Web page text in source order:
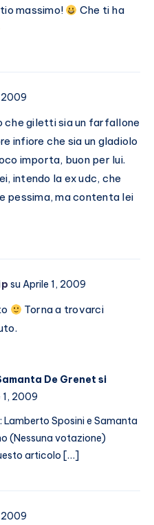
massimo!
Che ti ha
2009
che giletti sia un farfallone
infiore che sia un gladiolo
importa, buon per lui.
intendo la ex udc, che
pessima, ma contenta lei
su Aprile 1, 2009
Torna a trovarci
De Grenet si
1, 2009
Sposini e Samanta
(Nessuna votazione)
articolo […]
2009